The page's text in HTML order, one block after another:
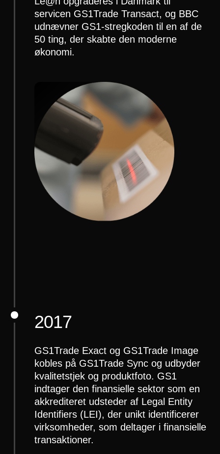
servicen GS1Trade Transact, og BBC
udnævner GS1-stregkoden til en af de
50 ting, der skabte den moderne
økonomi.
2017
GS1Trade Exact og GS1Trade Image
kobles på GS1Trade Sync og udbyder
kvalitetstjek og produktfoto. GS1
indtager den finansielle sektor som en
akkrediteret udsteder af Legal Entity
Identifiers (LEI), der unikt identificerer
virksomheder, som deltager i finansielle
transaktioner.